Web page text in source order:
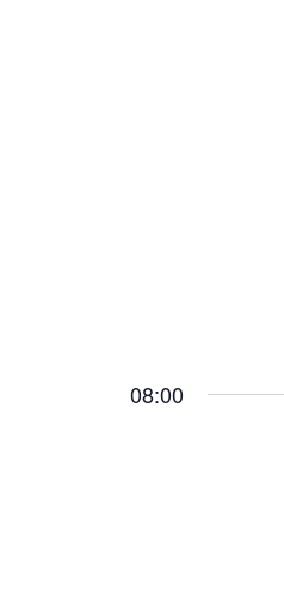
08:00